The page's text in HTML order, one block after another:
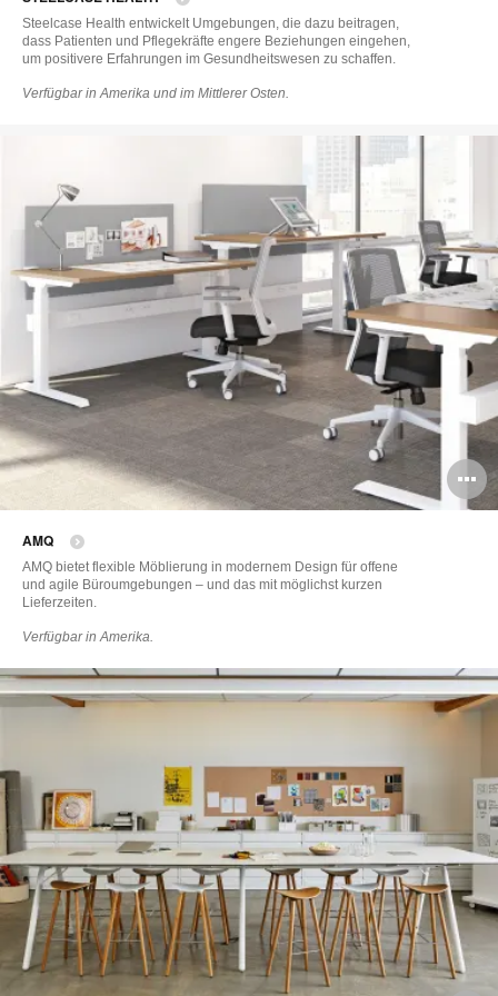
Steelcase Health entwickelt Umgebungen, die dazu beitragen,
dass Patienten und Pflegekräfte engere Beziehungen eingehen,
um positivere Erfahrungen im Gesundheitswesen zu schaffen.
Verfügbar in Amerika und im Mittlerer Osten.
AMQ
AMQ bietet flexible Möblierung in modernem Design für offene
und agile Büroumgebungen – und das mit möglichst kurzen
Lieferzeiten.
Verfügbar in Amerika.